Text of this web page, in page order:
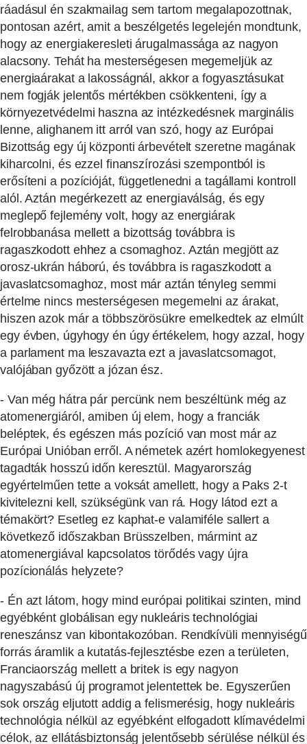
ráadásul én szakmailag sem tartom megalapozottnak,
pontosan azért, amit a beszélgetés legelején mondtunk,
hogy az energiakeresleti árugalmassága az nagyon
alacsony. Tehát ha mesterségesen megemeljük az
energiaárakat a lakosságnál, akkor a fogyasztásukat
nem fogják jelentős mértékben csökkenteni, így a
környezetvédelmi haszna az intézkedésnek marginális
lenne, alighanem itt arról van szó, hogy az Európai
Bizottság egy új központi árbevételt szeretne magának
kiharcolni, és ezzel finanszírozási szempontból is
erősíteni a pozícióját, függetlenedni a tagállami kontroll
alól. Aztán megérkezett az energiaválság, és egy
meglepő fejlemény volt, hogy az energiárak
felrobbanása mellett a bizottság továbbra is
ragaszkodott ehhez a csomaghoz. Aztán megjött az
orosz-ukrán háború, és továbbra is ragaszkodott a
javaslatcsomaghoz, most már aztán tényleg semmi
értelme nincs mesterségesen megemelni az árakat,
hiszen azok már a többszörösükre emelkedtek az elmúlt
egy évben, úgyhogy én úgy értékelem, hogy azzal, hogy
a parlament ma leszavazta ezt a javaslatcsomagot,
valójában győzött a józan ész.
- Van még hátra pár percünk nem beszéltünk még az
atomenergiáról, amiben új elem, hogy a franciák
beléptek, és egészen más pozíció van most már az
Európai Unióban erről. A németek azért homlokegyenest
tagadták hosszú időn keresztül. Magyarország
egyértelműen tette a voksát amellett, hogy a Paks 2-t
kivitelezni kell, szükségünk van rá. Hogy látod ezt a
témakört? Esetleg ez kaphat-e valamiféle sallert a
következő időszakban Brüsszelben, mármint az
atomenergiával kapcsolatos törődés vagy újra
pozícionálás helyzete?
- Én azt látom, hogy mind európai politikai szinten, mind
egyébként globálisan egy nukleáris technológiai
reneszánsz van kibontakozóban. Rendkívüli mennyiségű
forrás áramlik a kutatás-fejlesztésbe ezen a területen,
Franciaország mellett a britek is egy nagyon
nagyszabású új programot jelentettek be. Egyszerűen
sok ország eljutott addig a felismerésig, hogy nukleáris
technológia nélkül az egyébként elfogadott klímavédelmi
célok, az ellátásbiztonság jelentősebb sérülése nélkül és